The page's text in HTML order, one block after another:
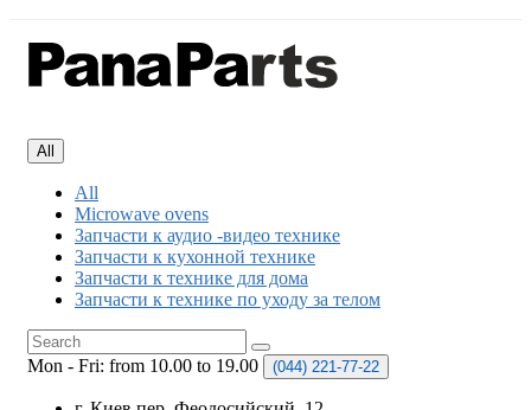
All
All
Microwave ovens
Запчасти к аудио -видео технике
Запчасти к кухонной технике
Запчасти к технике для дома
Запчасти к технике по уходу за телом
Mon - Fri: from 10.00 to 19.00 (044) 221-77-22